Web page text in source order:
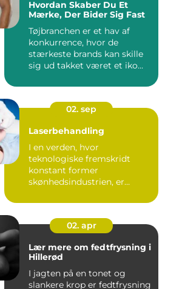
Hvordan Skaber Du Et
Mærke, Der Bider Sig Fast
Tøjbranchen er et hav af
konkurrence, hvor de
stærkeste brands kan skille
sig ud takket været et iko...
02. sep
Laserbehandling
I en verden, hvor
teknologiske fremskridt
konstant former
skønhedsindustrien, er
02. apr
Lær mere om fedtfrysning i
Hillerød
I jagten på en tonet og
slankere krop er fedtfrysning